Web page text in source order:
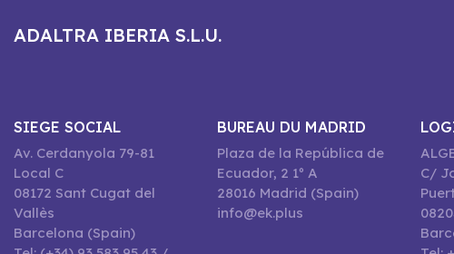
ADALTRA IBERIA S.L.U.
SIEGE SOCIAL
Av. Cerdanyola 79-81
Local C
08172 Sant Cugat del
Vallès
Barcelona (Spain)
BUREAU DU MADRID
Plaza de la República de
Ecuador, 2 1º A
28016 Madrid (Spain)
info@ek.plus
C/